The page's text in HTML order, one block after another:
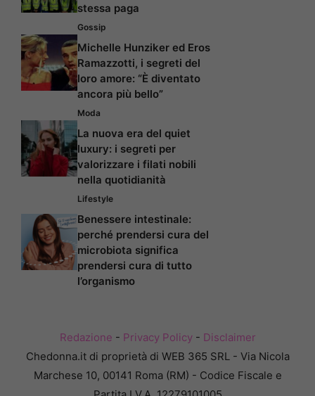
stessa paga
Gossip
Michelle Hunziker ed Eros
Ramazzotti, i segreti del
loro amore: “È diventato
ancora più bello”
Moda
La nuova era del quiet
luxury: i segreti per
valorizzare i filati nobili
nella quotidianità
Lifestyle
Benessere intestinale:
perché prendersi cura del
microbiota significa
prendersi cura di tutto
l’organismo
Redazione - Privacy Policy- Disclaimer
Chedonna.it di proprietà di WEB 365 SRL - Via Nicola
Marchese 10, 00141 Roma (RM) - Codice Fiscale e